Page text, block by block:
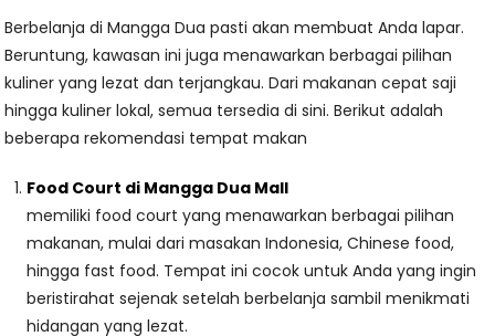
Berbelanja di Mangga Dua pasti akan membuat Anda lapar.
Beruntung, kawasan ini juga menawarkan berbagai pilihan
kuliner yang lezat dan terjangkau. Dari makanan cepat saji
hingga kuliner lokal, semua tersedia di sini. Berikut adalah
beberapa rekomendasi tempat makan
Food Court di Mangga Dua Mall
memiliki food court yang menawarkan berbagai pilihan
makanan, mulai dari masakan Indonesia, Chinese food,
hingga fast food. Tempat ini cocok untuk Anda yang ingin
beristirahat sejenak setelah berbelanja sambil menikmati
hidangan yang lezat.